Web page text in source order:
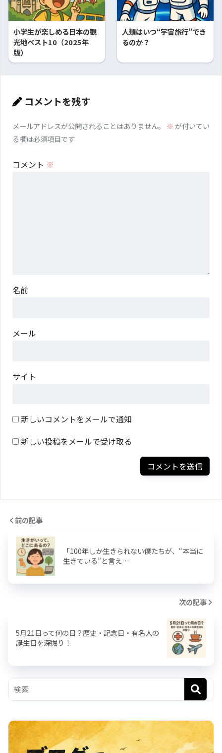
小学生が楽しめる日本の観
光地ベスト10（2025年
版）
人類はいつ“宇宙旅行”でき
るのか？
コメントを残す
メールアドレスが公開されることはありません。 ※が付いてい
る欄は必須項目です
コメント ※
名前
メール
サイト
新しいコメントをメールで通知
新しい投稿をメールで受け取る
前の記事
「100年しか生きられない僕たちが、“本当に
生きている”と言え…
次の記事
5月21日って何の日？歴史・記念日・有名人の
誕生日を深掘り！